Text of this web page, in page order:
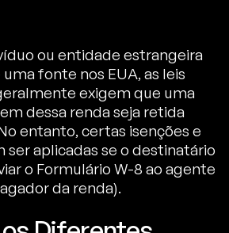
ou entidade estrangeira
fonte nos EUA, as leis
exigem que uma
dessa renda seja retida
entanto, certas isenções e
ser aplicadas se o destinatário
o Formulário W-8 ao agente
da renda).